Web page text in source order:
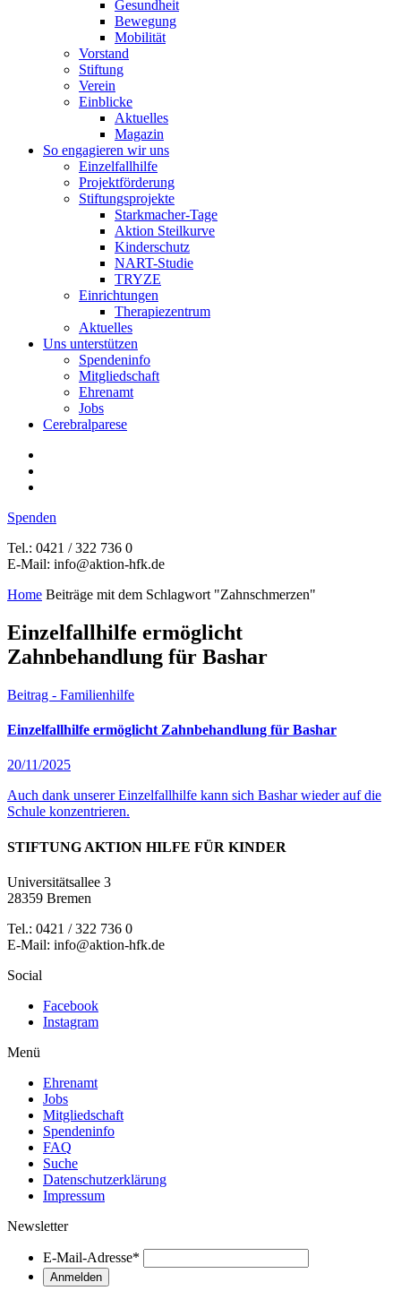
Gesundheit
Bewegung
Mobilität
Vorstand
Stiftung
Verein
Einblicke
Aktuelles
Magazin
So engagieren wir uns
Einzelfallhilfe
Projektförderung
Stiftungsprojekte
Starkmacher-Tage
Aktion Steilkurve
Kinderschutz
NART-Studie
TRYZE
Einrichtungen
Therapiezentrum
Aktuelles
Uns unterstützen
Spendeninfo
Mitgliedschaft
Ehrenamt
Jobs
Cerebralparese
Spenden
Tel.: 0421 / 322 736 0
E-Mail: info@aktion-hfk.de
Home Beiträge mit dem Schlagwort "Zahnschmerzen"
Einzelfallhilfe ermöglicht
Zahnbehandlung für Bashar
Beitrag - Familienhilfe
Einzelfallhilfe ermöglicht Zahnbehandlung für Bashar
20/11/2025
Auch dank unserer Einzelfallhilfe kann sich Bashar wieder auf die
Schule konzentrieren.
STIFTUNG AKTION HILFE FÜR KINDER
Universitätsallee 3
28359 Bremen
Tel.: 0421 / 322 736 0
E-Mail: info@aktion-hfk.de
Social
Facebook
Instagram
Menü
Ehrenamt
Jobs
Mitgliedschaft
Spendeninfo
FAQ
Suche
Datenschutzerklärung
Impressum
Newsletter
E-Mail-Adresse*